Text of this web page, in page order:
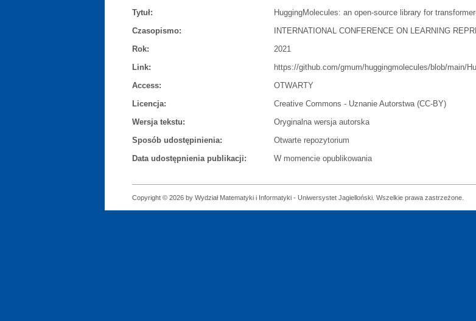
Tytuł:
HuggingMolecules: an open-source library for
Czasopismo:
INTERNATIONAL CONFERENCE ON LEARNING
Rok:
2021
Link:
https://github.com/gmum/huggingmolecules/blob/main/
Access:
OTWARTY
Licencja:
Creative Commons - Uznanie Autorstwa (CC-BY)
Wersja tekstu:
Oryginalna wersja autorska
Sposób udostępinienia:
Otwarte repozytorium
Data udostępnienia publikacji:
W momencie opublikowania
Copyright © 2026 by Wydział Matematyki i Informatyki - Uniwersystet Jagielloński. Wszelkie prawa zastrzeżone.